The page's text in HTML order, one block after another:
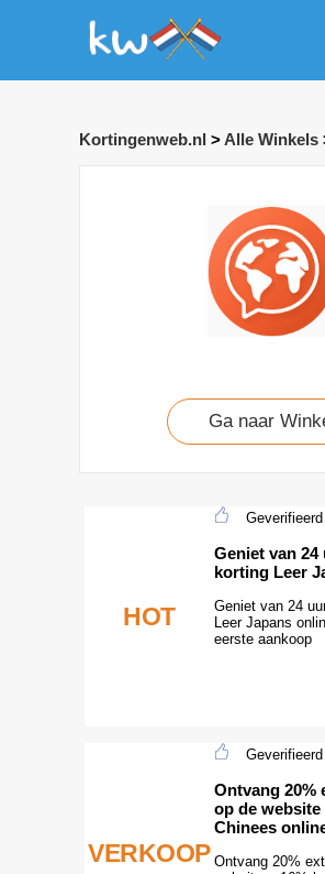
Kortingenweb.nl > Alle Winkels
Ga naar
HOT
Geverifieerd
Geniet van
korting Leer
Geniet van 24
Leer Japans
eerste aankoop
VERKOOP
Geverifieerd
Ontvang 20%
op de
Chinees
Ontvang 20%